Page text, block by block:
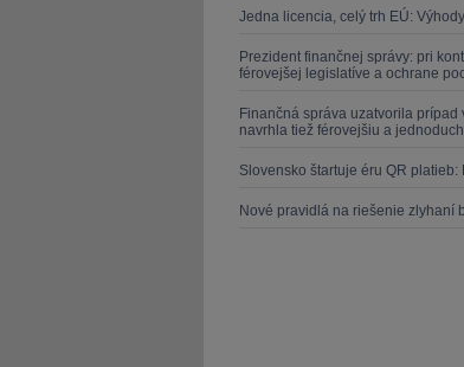
Jedna licencia, celý trh EÚ:
Prezident finančnej správy: pri
férovejšej legislatíve a ochrane
Finančná správa uzatvorila
navrhla tiež férovejšiu a
Slovensko štartuje éru QR
Nové pravidlá na riešenie zlyhaní